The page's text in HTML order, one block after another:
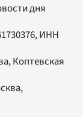
дня
ИНН
Коптевская
,